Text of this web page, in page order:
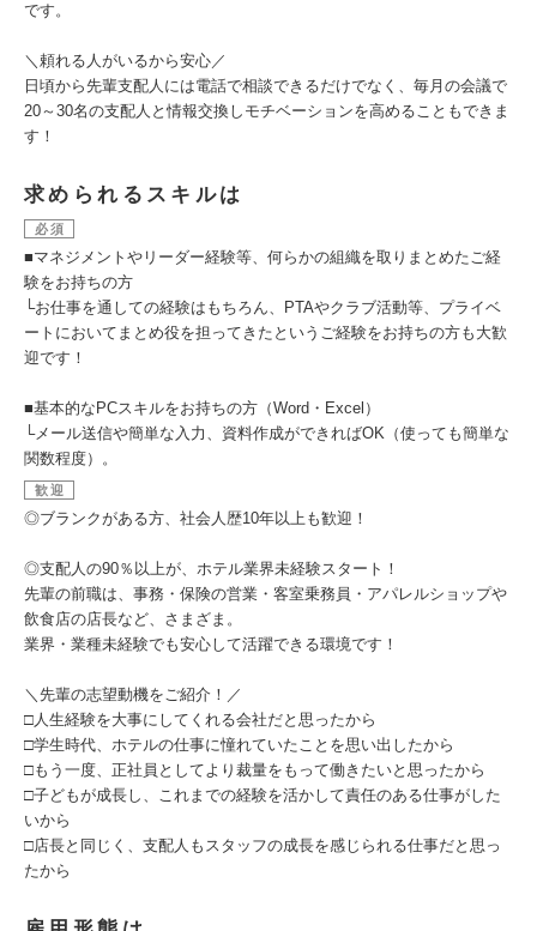
です。
＼頼れる人がいるから安心／
日頃から先輩支配人には電話で相談できるだけでなく、毎月の会議で
20～30名の支配人と情報交換しモチベーションを高めることもできま
す！
求められるスキルは
必須
■マネジメントやリーダー経験等、何らかの組織を取りまとめたご経
験をお持ちの方
└お仕事を通しての経験はもちろん、PTAやクラブ活動等、プライベ
ートにおいてまとめ役を担ってきたというご経験をお持ちの方も大歓
迎です！
■基本的なPCスキルをお持ちの方（Word・Excel）
└メール送信や簡単な入力、資料作成ができればOK（使っても簡単な
関数程度）。
歓迎
◎ブランクがある方、社会人歴10年以上も歓迎！
◎支配人の90％以上が、ホテル業界未経験スタート！
先輩の前職は、事務・保険の営業・客室乗務員・アパレルショップや
飲食店の店長など、さまざま。
業界・業種未経験でも安心して活躍できる環境です！
＼先輩の志望動機をご紹介！／
□人生経験を大事にしてくれる会社だと思ったから
□学生時代、ホテルの仕事に憧れていたことを思い出したから
□もう一度、正社員としてより裁量をもって働きたいと思ったから
□子どもが成長し、これまでの経験を活かして責任のある仕事がした
いから
□店長と同じく、支配人もスタッフの成長を感じられる仕事だと思っ
たから